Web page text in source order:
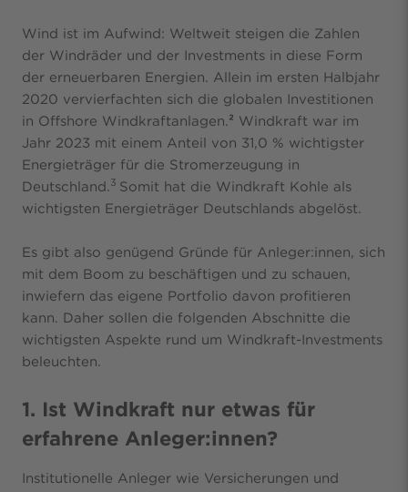
Wind ist im Aufwind: Weltweit steigen die Zahlen
der Windräder und der Investments in diese Form
der erneuerbaren Energien. Allein im ersten Halbjahr
2020 vervierfachten sich die globalen Investitionen
in Offshore Windkraftanlagen.² Windkraft war im
Jahr 2023 mit einem Anteil von 31,0 % wichtigster
Energieträger für die Stromerzeugung in
Deutschland.3 Somit hat die Windkraft Kohle als
wichtigsten Energieträger Deutschlands abgelöst.
Es gibt also genügend Gründe für Anleger:innen, sich
mit dem Boom zu beschäftigen und zu schauen,
inwiefern das eigene Portfolio davon profitieren
kann. Daher sollen die folgenden Abschnitte die
wichtigsten Aspekte rund um Windkraft-Investments
beleuchten.
1. Ist Windkraft nur etwas für
erfahrene Anleger:innen?
Institutionelle Anleger wie Versicherungen und